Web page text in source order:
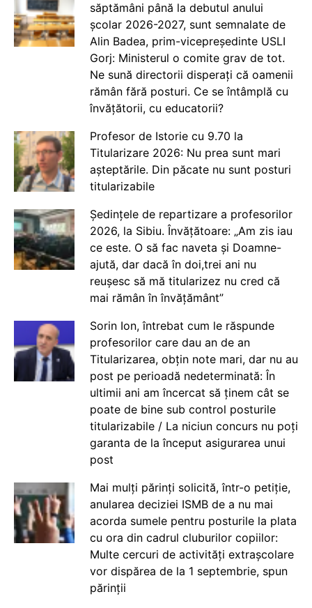
săptămâni până la debutul anului
școlar 2026-2027, sunt semnalate de
Alin Badea, prim-vicepreședinte USLI
Gorj: Ministerul o comite grav de tot.
Ne sună directorii disperați că oamenii
rămân fără posturi. Ce se întâmplă cu
învățătorii, cu educatorii?
Profesor de Istorie cu 9.70 la
Titularizare 2026: Nu prea sunt mari
așteptările. Din păcate nu sunt posturi
titularizabile
Ședințele de repartizare a profesorilor
2026, la Sibiu. Învățătoare: „Am zis iau
ce este. O să fac naveta și Doamne-
ajută, dar dacă în doi,trei ani nu
reușesc să mă titularizez nu cred că
mai rămân în învățământ”
Sorin Ion, întrebat cum le răspunde
profesorilor care dau an de an
Titularizarea, obțin note mari, dar nu au
post pe perioadă nedeterminată: În
ultimii ani am încercat să ținem cât se
poate de bine sub control posturile
titularizabile / La niciun concurs nu poți
garanta de la început asigurarea unui
post
Mai mulți părinți solicită, într-o petiție,
anularea deciziei ISMB de a nu mai
acorda sumele pentru posturile la plata
cu ora din cadrul cluburilor copiilor:
Multe cercuri de activități extrașcolare
vor dispărea de la 1 septembrie, spun
părinții